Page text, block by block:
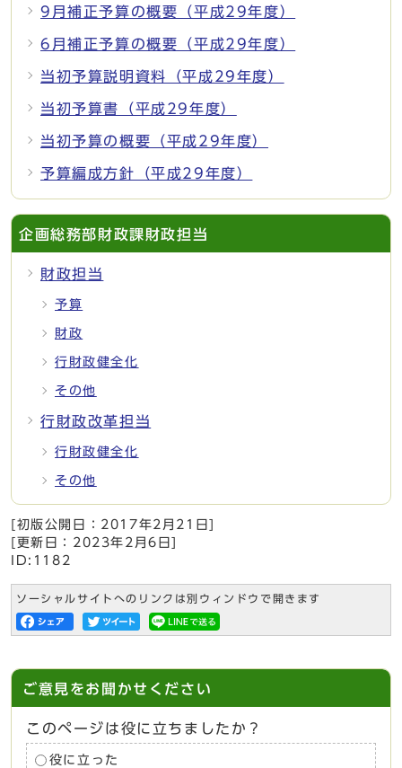
9月補正予算の概要（平成29年度）
6月補正予算の概要（平成29年度）
当初予算説明資料（平成29年度）
当初予算書（平成29年度）
当初予算の概要（平成29年度）
予算編成方針（平成29年度）
企画総務部財政課財政担当
財政担当
予算
財政
行財政健全化
その他
行財政改革担当
行財政健全化
その他
[初版公開日： 2017年2月21日
[更新日： 2023年2月6日
ID:1182
ソーシャルサイトへのリンクは別ウィンドウで開きます
ご意見をお聞かせください
このページは役に立ちましたか？
役に立った